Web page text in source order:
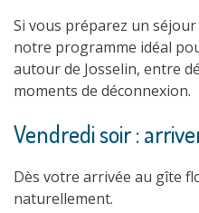
Si vous préparez un
notre programme idéal
autour de Josselin, entre
moments de déconnexion.
Vendredi soir :
Dès votre arrivée au gîte
naturellement.